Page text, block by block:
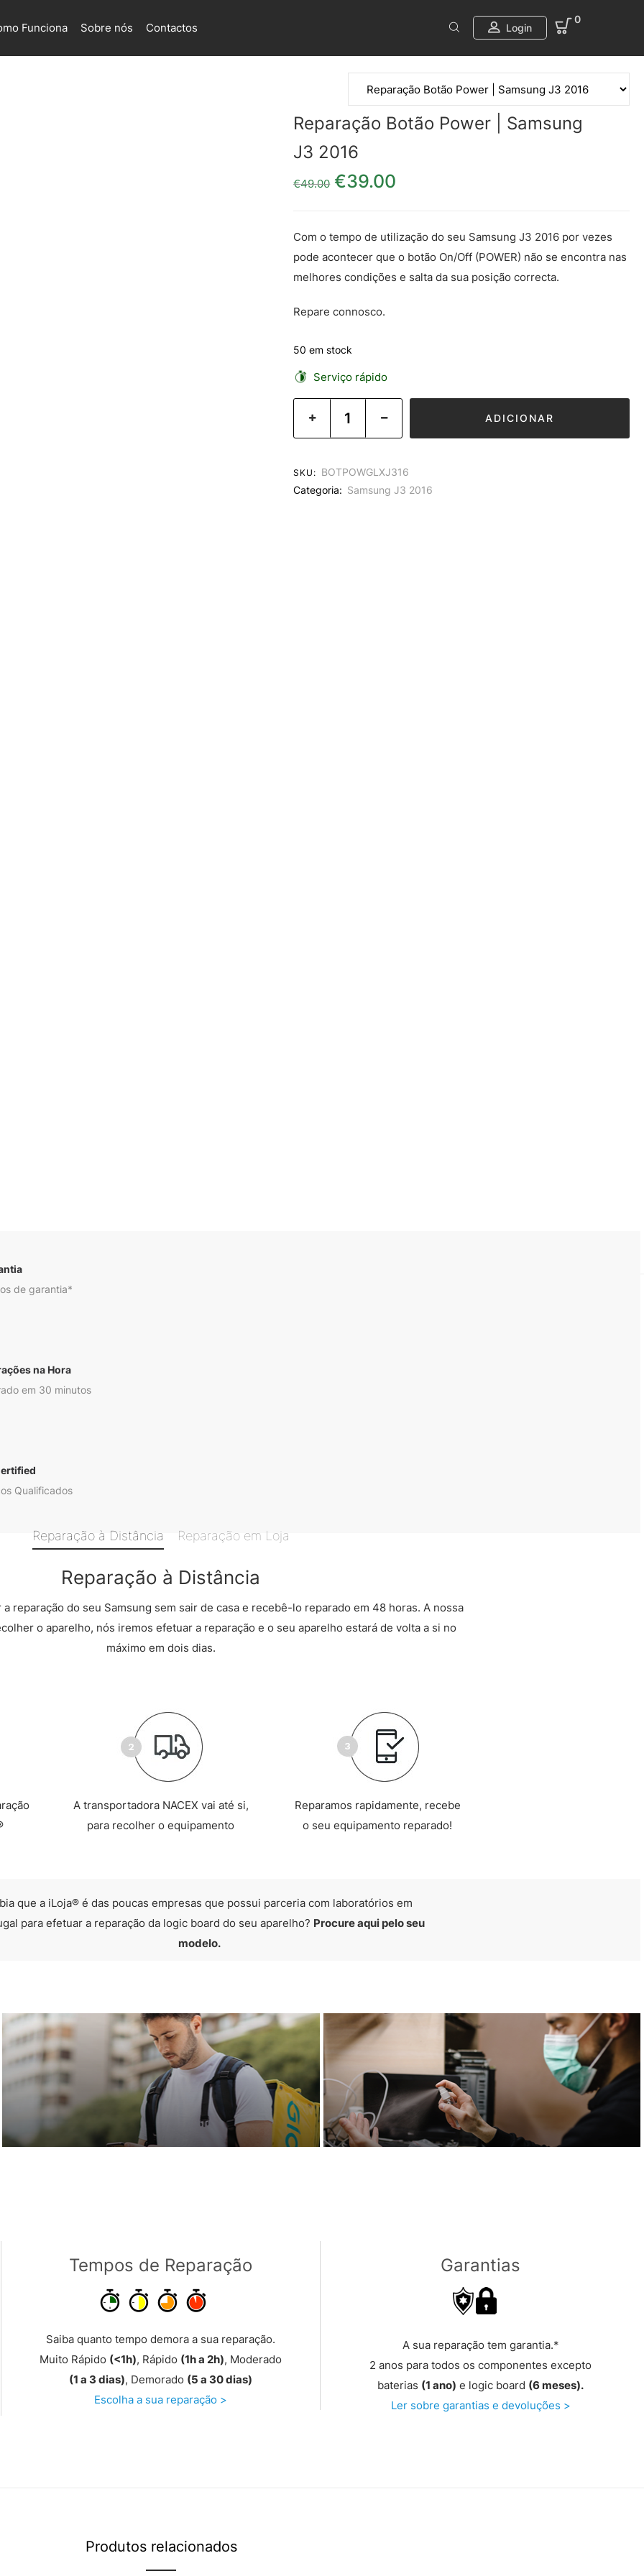
Funciona Sobre nós Contactos Login
0
Reparação Botão Power | Samsung
J3 2016
€49.00 O preço original era: €49.00.
€39.00
Com o tempo de utilização do seu Samsung J3 2016 por vezes
pode acontecer que o botão On/Off (POWER) não se encontra nas
melhores condições e salta da sua posição correcta.
Repare connosco.
50 em stock
Serviço rápido
ADICIONAR
SKU: BOTPOWGLXJ316
Categoria: Samsung J3 2016
de garantia*
na Hora
em 30 minutos
Qualificados
Reparação à Distância Reparação em Loja
Reparação à Distância
reparação do seu Samsung sem sair de casa e recebê-lo reparado em 48 horas. A nossa
o aparelho, nós iremos efetuar a reparação e o seu aparelho estará de volta a si no
máximo em dois dias.
A transportadora NACEX vai até si,
para recolher o equipamento
Reparamos rapidamente, recebe
o seu equipamento reparado!
que a iLoja® é das poucas empresas que possui parceria com laboratórios em
para efetuar a reparação da logic board do seu aparelho? Procure aqui pelo seu
modelo.
Tempos de Reparação
Saiba quanto tempo demora a sua reparação.
Muito Rápido (<1h), Rápido (1h a 2h), Moderado
(1 a 3 dias), Demorado (5 a 30 dias)
Escolha a sua reparação >
Garantias
A sua reparação tem garantia.*
2 anos para todos os componentes excepto
baterias (1 ano) e logic board (6 meses).
Ler sobre garantias e devoluções >
Produtos relacionados